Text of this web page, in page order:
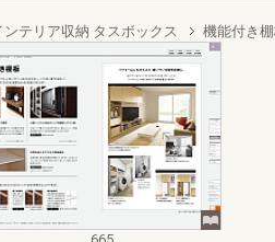
ンテリア収納 タスボックス 機能付き